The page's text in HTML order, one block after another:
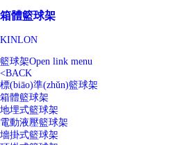
箱體籃球架
KINLON
籃球架Open link menu
<BACK
標(biāo)準(zhǔn)籃球架
箱體籃球架
地埋式籃球架
電動液壓籃球架
墻掛式籃球架